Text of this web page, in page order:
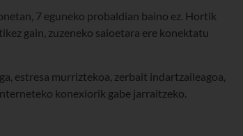
7 eguneko probaldian baino ez. Hortik
gain, zuzeneko saioetara ere konektatu
estresa murriztekoa, zerbait indartzaileagoa,
konexiorik gabe jarraitzeko.